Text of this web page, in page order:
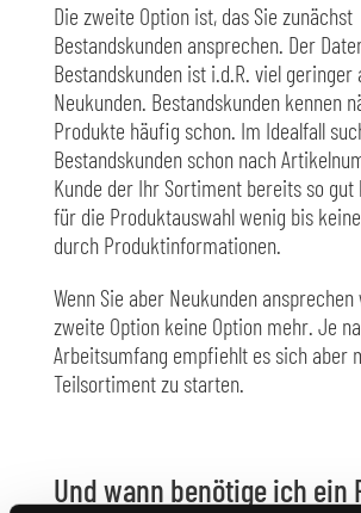
Die zweite Option ist, das Sie zunächst
Bestandskunden ansprechen. Der
Bestandskunden ist i.d.R. viel geringer
Neukunden. Bestandskunden kennen
Produkte häufig schon. Im Idealfall
Bestandskunden schon nach
Kunde der Ihr Sortiment bereits so
für die Produktauswahl wenig bis
durch Produktinformationen.
Wenn Sie aber Neukunden
zweite Option keine Option mehr. Je
Arbeitsumfang empfiehlt es sich aber
Teilsortiment zu starten.
Und wann benötige ich ein